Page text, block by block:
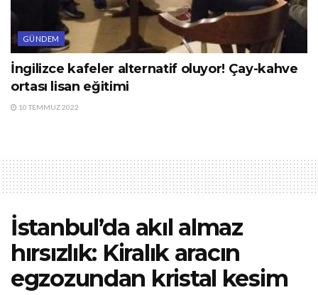
GÜNDEM
İngilizce kafeler alternatif oluyor! Çay-kahve
ortası lisan eğitimi
10 TEMMUZ 2022
İstanbul’da akıl almaz
hırsızlık: Kiralık aracın
egzozundan kristal kesim